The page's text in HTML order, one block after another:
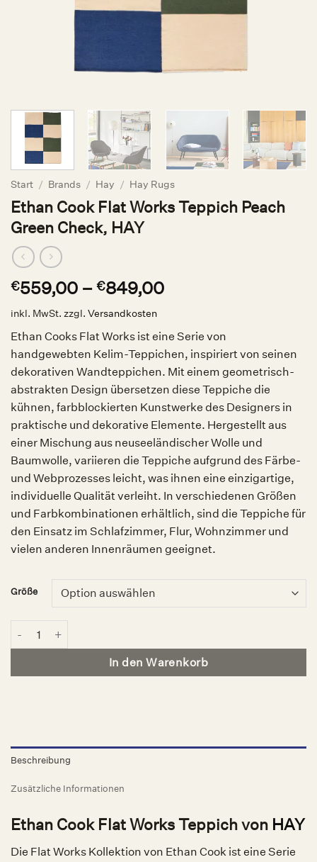
Start / Brands / Hay / Hay Rugs
Ethan Cook Flat Works Teppich Peach
Green Check, HAY
€559,00 – €849,00
inkl. MwSt. zzgl. Versandkosten
Ethan Cooks Flat Works ist eine Serie von
handgewebten Kelim-Teppichen, inspiriert von seinen
dekorativen Wandteppichen. Mit einem geometrisch-
abstrakten Design übersetzen diese Teppiche die
kühnen, farbblockierten Kunstwerke des Designers in
praktische und dekorative Elemente. Hergestellt aus
einer Mischung aus neuseeländischer Wolle und
Baumwolle, variieren die Teppiche aufgrund des Färbe-
und Webprozesses leicht, was ihnen eine einzigartige,
individuelle Qualität verleiht. In verschiedenen Größen
und Farbkombinationen erhältlich, sind die Teppiche für
den Einsatz im Schlafzimmer, Flur, Wohnzimmer und
vielen anderen Innenräumen geeignet.
Größe
In den Warenkorb
Beschreibung
Zusätzliche Informationen
Ethan Cook Flat Works Teppich von HAY
Die Flat Works Kollektion von Ethan Cook ist eine Serie